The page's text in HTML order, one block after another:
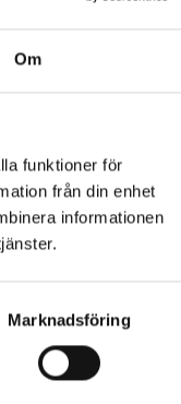
Om
funktioner för
från din enhet
informationen
Marknadsföring